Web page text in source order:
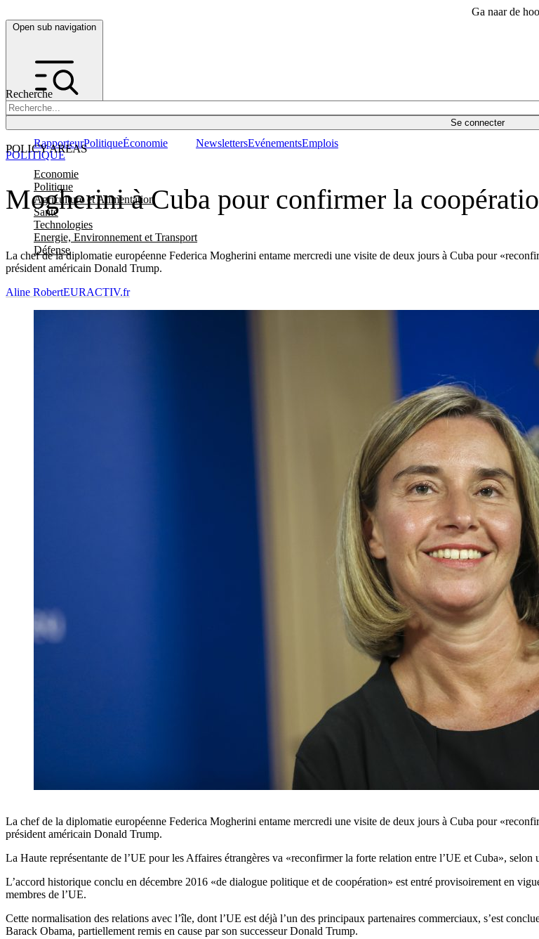
Ga naar de
Open sub navigation
Recherche
Se connecter
POLICY AREAS
Economie
Politique
Agriculture et Alimentation
Santé
Technologies
Energie, Environnement et Transport
Défense
RapporteurPolitiqueÉconomie NewslettersEvénementsEmplois
Mogherini à Cuba pour confirmer la
La chef de la diplomatie européenne Federica Mogherini entame mercredi une visite de deux jours à Cuba pour
président américain Donald Trump.
POLITIQUE
Aline RobertEURACTIV.fr
La chef de la diplomatie européenne Federica Mogherini entame mercredi une visite de deux jours à Cuba pour
président américain Donald Trump.
La Haute représentante de l’UE pour les Affaires étrangères va «reconfirmer la forte relation entre l’UE et Cuba»,
L’accord historique conclu en décembre 2016 «de dialogue politique et de coopération» est entré provisoirement en
membres de l’UE.
Cette normalisation des relations avec l’île, dont l’UE est déjà l’un des principaux partenaires commerciaux, s’est
Barack Obama, partiellement remis en cause par son successeur Donald Trump.